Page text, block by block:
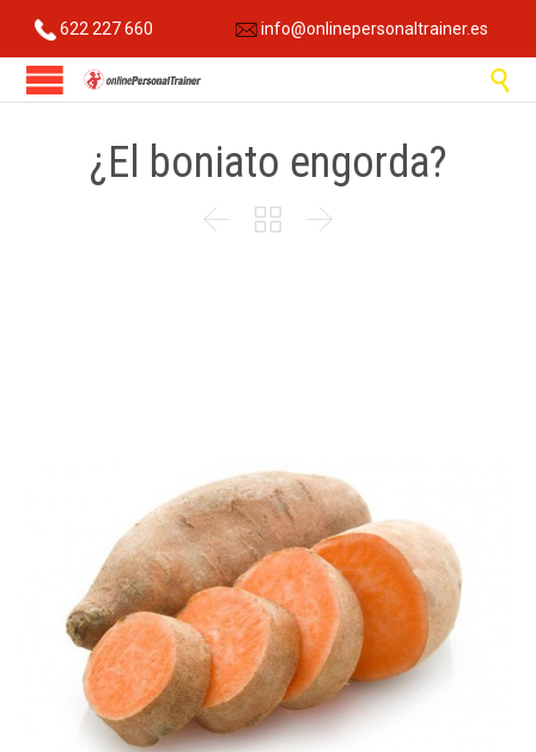
622 227 660 info@onlinepersonaltrainer.es

¿El boniato engorda?
  